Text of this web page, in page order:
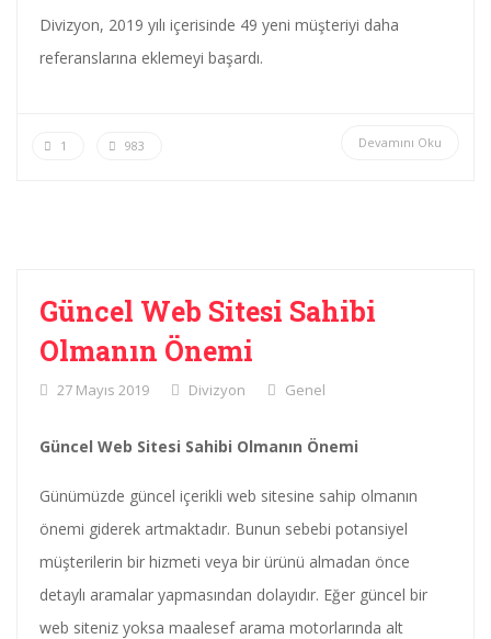
Divizyon, 2019 yılı içerisinde 49 yeni müşteriyi daha
referanslarına eklemeyi başardı.
Devamını Oku
1 983
Güncel Web Sitesi Sahibi
Olmanın Önemi
27 Mayıs 2019 Divizyon Genel
Güncel Web Sitesi Sahibi Olmanın Önemi
Günümüzde güncel içerikli web sitesine sahip olmanın
önemi giderek artmaktadır. Bunun sebebi potansiyel
müşterilerin bir hizmeti veya bir ürünü almadan önce
detaylı aramalar yapmasından dolayıdır. Eğer güncel bir
web siteniz yoksa maalesef arama motorlarında alt